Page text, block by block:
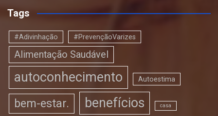
Tags
#Adivinhação #PrevençãoVarizes
Alimentação Saudável
autoconhecimento Autoestima
bem-estar. benefícios casa